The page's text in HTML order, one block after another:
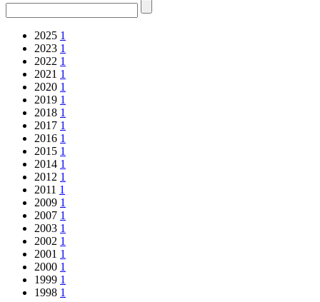
2025 1
2023 1
2022 1
2021 1
2020 1
2019 1
2018 1
2017 1
2016 1
2015 1
2014 1
2012 1
2011 1
2009 1
2007 1
2003 1
2002 1
2001 1
2000 1
1999 1
1998 1